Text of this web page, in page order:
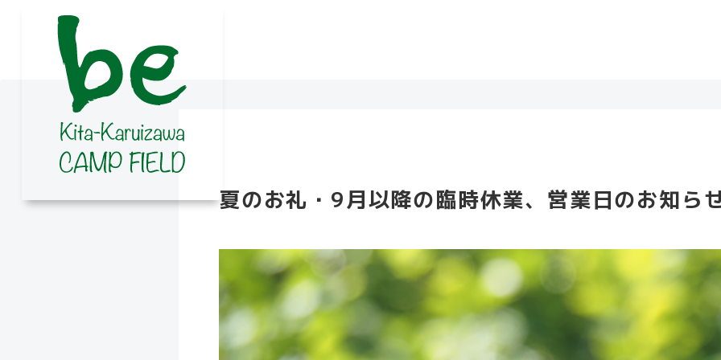
夏のお礼・9月以降の臨時休業、営業日のお知ら